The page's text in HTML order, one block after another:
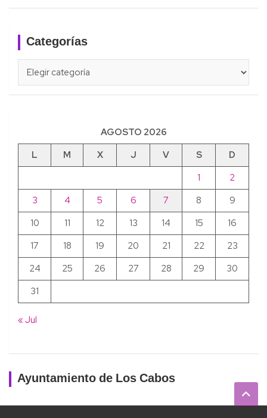
Categorías
AGOSTO 2026
L
M X J V S
D
1
2
3
4 5 6 7 8
9
10
11 12 13 14 15
16
17
18 19 20 21 22
23
24
25 26 27 28 29
30
31
« Jul
Ayuntamiento de Los Cabos